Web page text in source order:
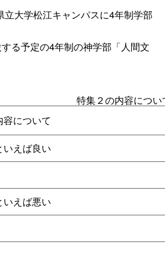
立大学松江キャンパスに4年制学部
る予定の4年制の神学部「人間文
特集２の内容につい
について
いえば良い
いえば悪い